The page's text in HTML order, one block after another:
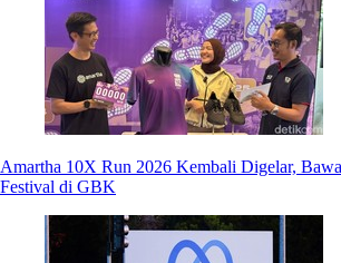
Amartha 10X Run 2026 Kembali Digelar,
Festival di GBK